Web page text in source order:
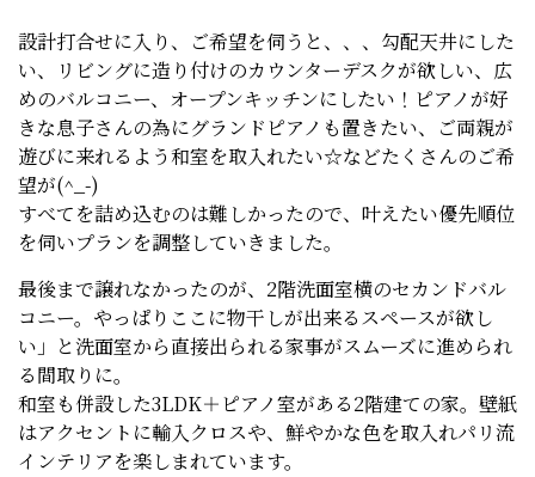
設計打合せに入り、ご希望を伺うと、、、勾配天井にした
い、リビングに造り付けのカウンターデスクが欲しい、広
めのバルコニー、オープンキッチンにしたい！ピアノが好
きな息子さんの為にグランドピアノも置きたい、ご両親が
遊びに来れるよう和室を取入れたい☆などたくさんのご希
望が(^_-)
すべてを詰め込むのは難しかったので、叶えたい優先順位
を伺いプランを調整していきました。
最後まで譲れなかったのが、2階洗面室横のセカンドバル
コニー。やっぱりここに物干しが出来るスペースが欲し
い」と洗面室から直接出られる家事がスムーズに進められ
る間取りに。
和室も併設した3LDK＋ピアノ室がある2階建ての家。壁紙
はアクセントに輸入クロスや、鮮やかな色を取入れパリ流
インテリアを楽しまれています。